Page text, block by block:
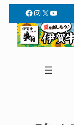
Facebook
Instagram
X